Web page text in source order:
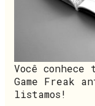
Você
Game Freak
listamos!